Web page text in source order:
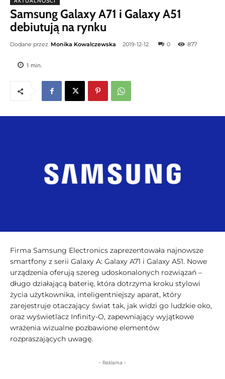
Samsung Galaxy A71 i Galaxy A51
debiutują na rynku
Dodane przez Monika Kowalczewska 2019-12-12 0 877
1 min.
Firma Samsung Electronics zaprezentowała najnowsze
smartfony z serii Galaxy A: Galaxy A71 i Galaxy A51. Nowe
urządzenia oferują szereg udoskonalonych rozwiązań –
długo działającą baterię, która dotrzyma kroku stylowi
życia użytkownika, inteligentniejszy aparat, który
zarejestruje otaczający świat tak, jak widzi go ludzkie oko,
oraz wyświetlacz Infinity-O, zapewniający wyjątkowe
wrażenia wizualne pozbawione elementów
rozpraszających uwagę.
- Reklama -